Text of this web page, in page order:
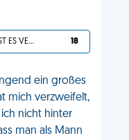
DU HAST ES VERDIENT 18
ein großes
mich verzweifelt,
nicht hinter
man als Mann